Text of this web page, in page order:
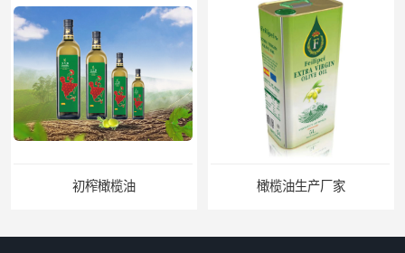
初榨橄榄油 橄榄油生产厂家